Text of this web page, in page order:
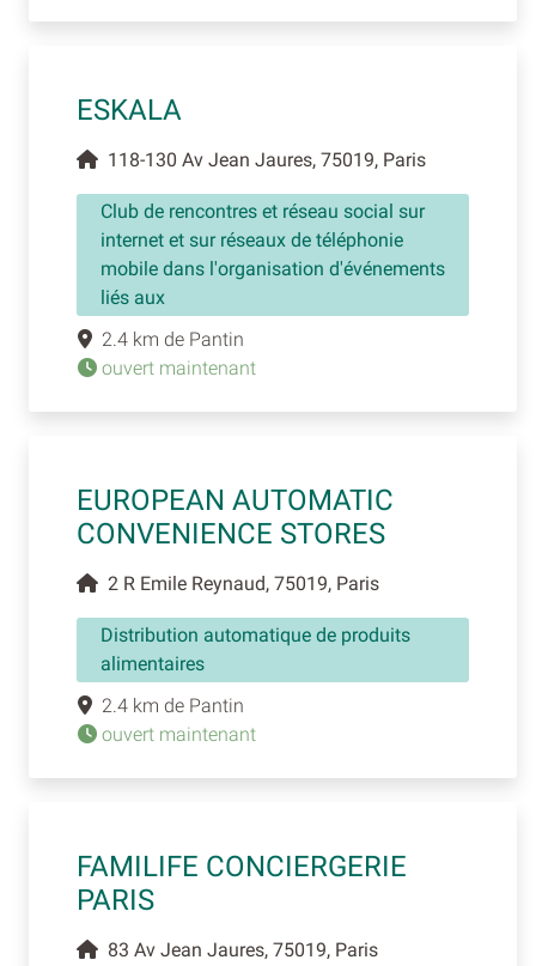
ESKALA
118-130 Av Jean Jaures, 75019, Paris
Club de rencontres et réseau social sur
internet et sur réseaux de téléphonie
mobile dans l'organisation d'événements
liés aux
2.4 km de Pantin
ouvert maintenant
EUROPEAN AUTOMATIC
CONVENIENCE STORES
2 R Emile Reynaud, 75019, Paris
Distribution automatique de produits
alimentaires
2.4 km de Pantin
ouvert maintenant
FAMILIFE CONCIERGERIE
PARIS
83 Av Jean Jaures, 75019, Paris